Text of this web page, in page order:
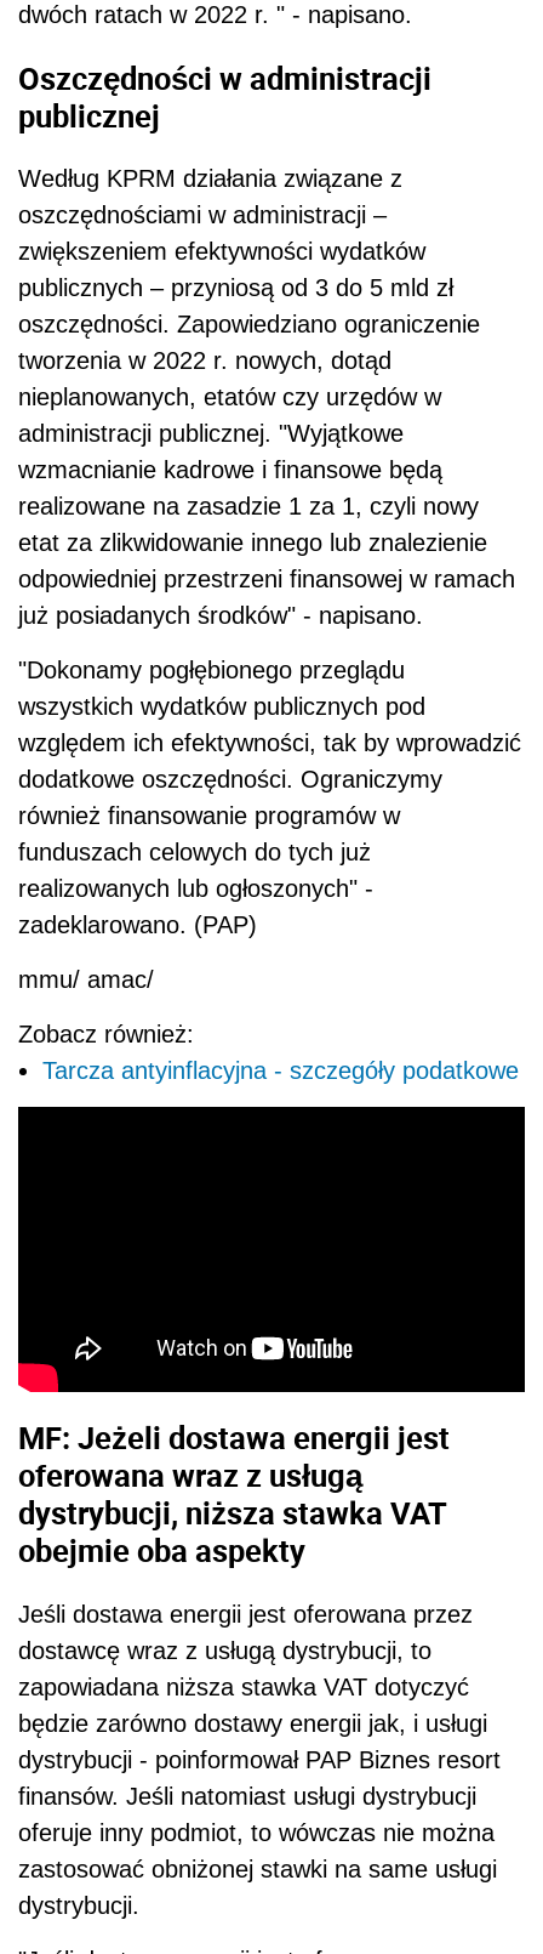
dwóch ratach w 2022 r. " - napisano.
Oszczędności w administracji
publicznej
Według KPRM działania związane z
oszczędnościami w administracji –
zwiększeniem efektywności wydatków
publicznych – przyniosą od 3 do 5 mld zł
oszczędności. Zapowiedziano ograniczenie
tworzenia w 2022 r. nowych, dotąd
nieplanowanych, etatów czy urzędów w
administracji publicznej. "Wyjątkowe
wzmacnianie kadrowe i finansowe będą
realizowane na zasadzie 1 za 1, czyli nowy
etat za zlikwidowanie innego lub znalezienie
odpowiedniej przestrzeni finansowej w ramach
już posiadanych środków" - napisano.
"Dokonamy pogłębionego przeglądu
wszystkich wydatków publicznych pod
względem ich efektywności, tak by wprowadzić
dodatkowe oszczędności. Ograniczymy
również finansowanie programów w
funduszach celowych do tych już
realizowanych lub ogłoszonych" -
zadeklarowano. (PAP)
mmu/ amac/
Zobacz również:
Tarcza antyinflacyjna - szczegóły podatkowe
MF: Jeżeli dostawa energii jest
oferowana wraz z usługą
dystrybucji, niższa stawka VAT
obejmie oba aspekty
Jeśli dostawa energii jest oferowana przez
dostawcę wraz z usługą dystrybucji, to
zapowiadana niższa stawka VAT dotyczyć
będzie zarówno dostawy energii jak, i usługi
dystrybucji - poinformował PAP Biznes resort
finansów. Jeśli natomiast usługi dystrybucji
oferuje inny podmiot, to wówczas nie można
zastosować obniżonej stawki na same usługi
dystrybucji.